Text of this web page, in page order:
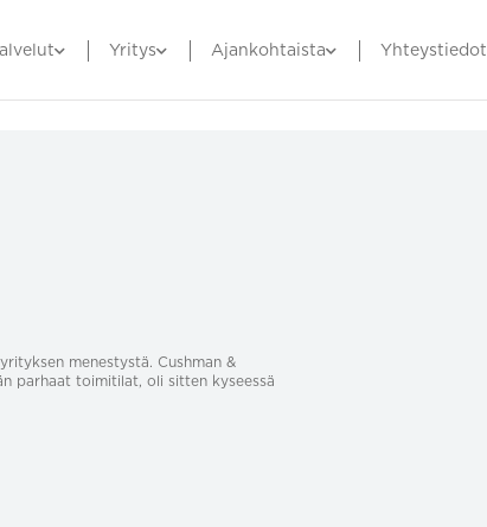
Yritys Ajankohtaista Yhteystiedot
menestystä. Cushman &
parhaat toimitilat, oli sitten kyseessä